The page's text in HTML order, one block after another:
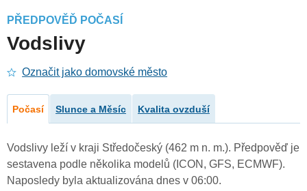
PŘEDPOVĚĎ POČASÍ
Vodslivy
Označit jako domovské město
Počasí Slunce a Měsíc Kvalita ovzduší
Vodslivy leží v kraji Středočeský (462 m n. m.). Předpověď je
sestavena podle několika modelů (ICON, GFS, ECMWF).
Naposledy byla aktualizována dnes v 06:00.